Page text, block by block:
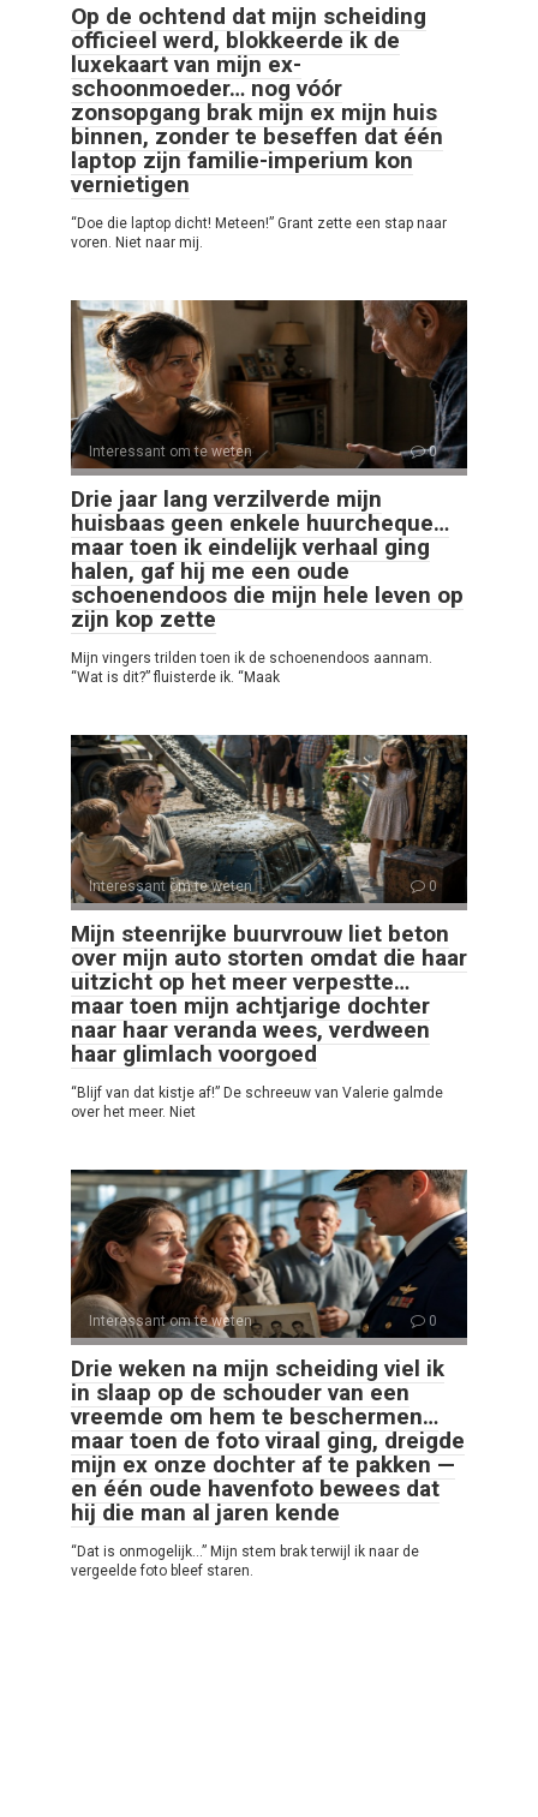
Op de ochtend dat mijn scheiding
officieel werd, blokkeerde ik de
luxekaart van mijn ex-
schoonmoeder… nog vóór
zonsopgang brak mijn ex mijn huis
binnen, zonder te beseffen dat één
laptop zijn familie-imperium kon
vernietigen
“Doe die laptop dicht! Meteen!” Grant zette een stap naar
voren. Niet naar mij.
Interessant om te weten 0
Drie jaar lang verzilverde mijn
huisbaas geen enkele huurcheque…
maar toen ik eindelijk verhaal ging
halen, gaf hij me een oude
schoenendoos die mijn hele leven op
zijn kop zette
Mijn vingers trilden toen ik de schoenendoos aannam.
“Wat is dit?” fluisterde ik. “Maak
Interessant om te weten 0
Mijn steenrijke buurvrouw liet beton
over mijn auto storten omdat die haar
uitzicht op het meer verpestte…
maar toen mijn achtjarige dochter
naar haar veranda wees, verdween
haar glimlach voorgoed
“Blijf van dat kistje af!” De schreeuw van Valerie galmde
over het meer. Niet
Interessant om te weten 0
Drie weken na mijn scheiding viel ik
in slaap op de schouder van een
vreemde om hem te beschermen…
maar toen de foto viraal ging, dreigde
mijn ex onze dochter af te pakken —
en één oude havenfoto bewees dat
hij die man al jaren kende
“Dat is onmogelijk…” Mijn stem brak terwijl ik naar de
vergeelde foto bleef staren.